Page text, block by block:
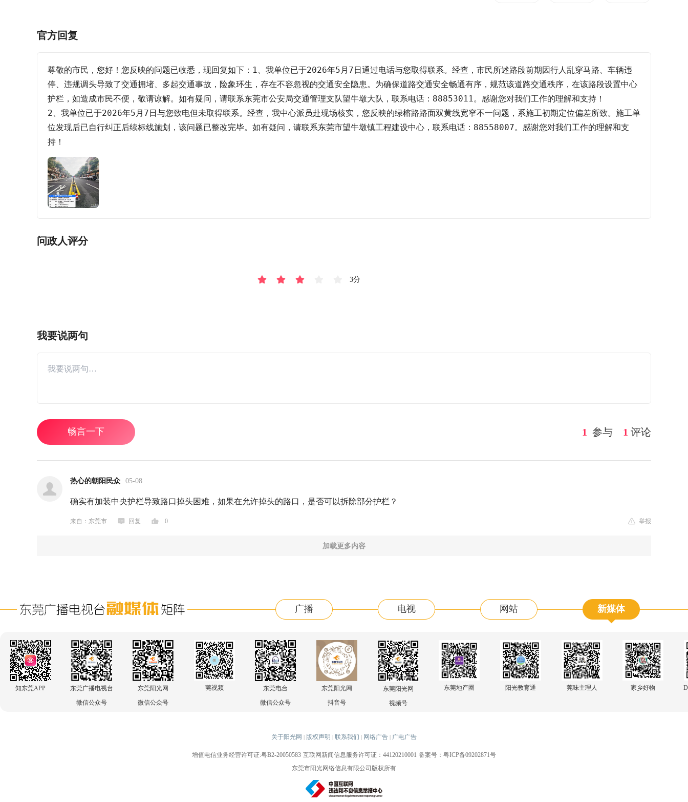
官方回复
尊敬的市民，您好！您反映的问题已收悉，现回复如下：1、我单位已于2026年5月7日通过电话与您取得联系。经查，市民所述路段前期因行人乱穿马路、车辆违
停、违规调头导致了交通拥堵、多起交通事故，险象环生，存在不容忽视的交通安全隐患。为确保道路交通安全畅通有序，规范该道路交通秩序，在该路段设置中心
护栏，如造成市民不便，敬请谅解。如有疑问，请联系东莞市公安局交通管理支队望牛墩大队，联系电话：88853011。感谢您对我们工作的理解和支持！
2、我单位已于2026年5月7日与您致电但未取得联系。经查，我中心派员赴现场核实，您反映的绿榕路路面双黄线宽窄不一问题，系施工初期定位偏差所致。施工单
位发现后已自行纠正后续标线施划，该问题已整改完毕。如有疑问，请联系东莞市望牛墩镇工程建设中心，联系电话：88558007。感谢您对我们工作的理解和支
持！
问政人评分
3分
我要说两句
畅言一下 1 参与 1 评论
热心的朝阳民众 05-08
确实有加装中央护栏导致路口掉头困难，如果在允许掉头的路口，是否可以拆除部分护栏？
来自：东莞市 回复 0 举报
加载更多内容
广播 电视 网站 新媒体
知东莞APP
东莞广播电视台
微信公众号
东莞阳光网
微信公众号
莞视频
东莞电台
微信公众号
东莞阳光网
抖音号
东莞阳光网
视频号
东莞地产圈 阳光教育通 莞味主理人 家乡好物
关于阳光网 | 版权声明 | 联系我们 | 网络广告 | 广电广告
增值电信业务经营许可证:粤B2-20050583 互联网新闻信息服务许可证：44120210001 备案号：粤ICP备09202871号
东莞市阳光网络信息有限公司版权所有